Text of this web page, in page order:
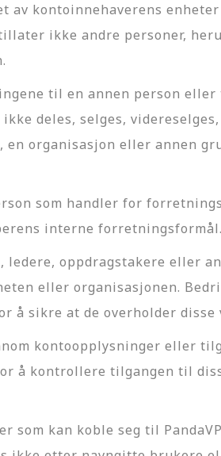
kontoinnehaverens
ikke andre personer,
til en annen person
deles, selges,
organisasjon eller annen
som handler for
interne forretningsformål.
oppdragstakere eller
eller organisasjonen.
å sikre at de overholder disse
kontoopplysninger eller
å kontrollere tilgangen til
kan koble seg til